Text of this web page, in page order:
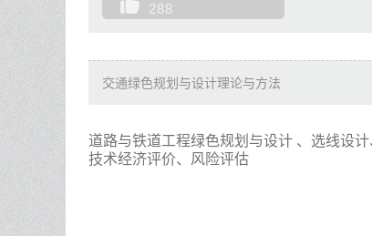
288
交通绿色规划与设计理论与方法
道路与铁道工程绿色规划与设计 、选线设
技术经济评价、风险评估